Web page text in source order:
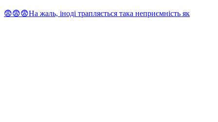
😨😨😨На жаль, іноді трапляється така неприємність як